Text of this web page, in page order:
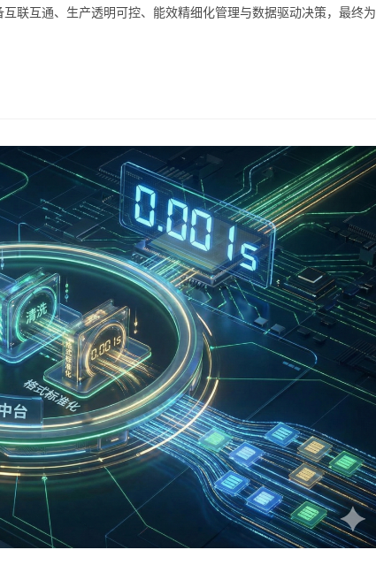
联互通、生产透明可控、能效精细化管理与数据驱动决策，最终为